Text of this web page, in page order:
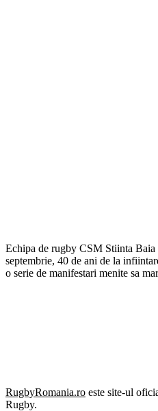
Echipa de rugby CSM Stiinta Baia
septembrie, 40 de ani de la
o serie de manifestari menite sa
RugbyRomania.ro este site-ul
Rugby.